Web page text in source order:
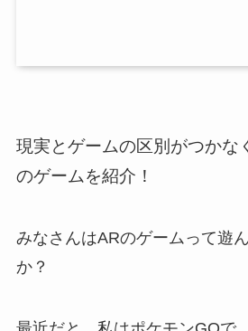
現実とゲームの区別がつかな
のゲームを紹介！
みなさんはARのゲームって遊
か？